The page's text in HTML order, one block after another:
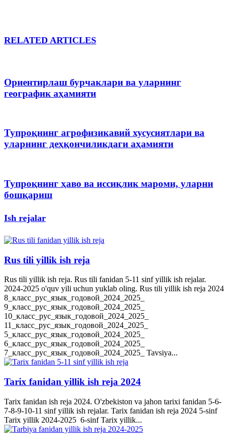
RELATED ARTICLES
Ориентирлаш бурчаклари ва уларнинг
географик аҳамияти
Тупроқнинг агрофизикавий хусусиятлари ва
уларнинг деҳқончиликдаги аҳамияти
Тупроқнинг ҳаво ва иссиқлик мароми, уларни
бошқариш
Ish rejalar
Rus tili yillik ish reja
Rus tili yillik ish reja. Rus tili fanidan 5-11 sinf yillik ish rejalar.
2024-2025 o'quv yili uchun yuklab oling. Rus tili yillik ish reja 2024
8_класс_рус_язык_годовой_2024_2025_
9_класс_рус_язык_годовой_2024_2025_
10_класс_рус_язык_годовой_2024_2025_
11_класс_рус_язык_годовой_2024_2025_
5_класс_рус_язык_годовой_2024_2025_
6_класс_рус_язык_годовой_2024_2025_
7_класс_рус_язык_годовой_2024_2025_ Tavsiya...
Tarix fanidan yillik ish reja 2024
Tarix fanidan ish reja 2024. O'zbekiston va jahon tarixi fanidan 5-6-
7-8-9-10-11 sinf yillik ish rejalar. Tarix fanidan ish reja 2024 5-sinf
Tarix yillik 2024-2025 6-sinf Tarix yillik...